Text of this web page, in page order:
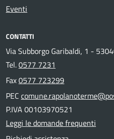
Eventi
CONTATTI
Via Subborgo Garibaldi, 1 -
Tel.0577 7231
Fax0577 723299
PEC
P.IVA 00103970521
Leggi le domande frequenti